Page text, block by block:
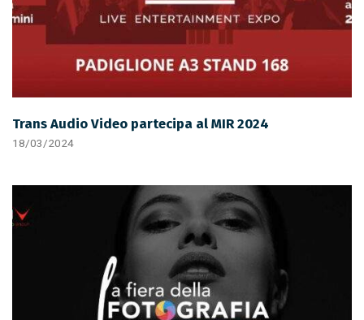
Trans Audio Video partecipa al MIR 2024
18/03/2024